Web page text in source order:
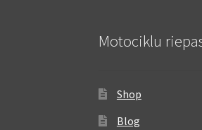
Motociklu
Shop
Blog